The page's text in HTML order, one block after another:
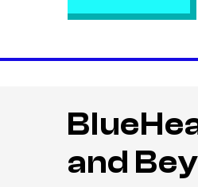
and